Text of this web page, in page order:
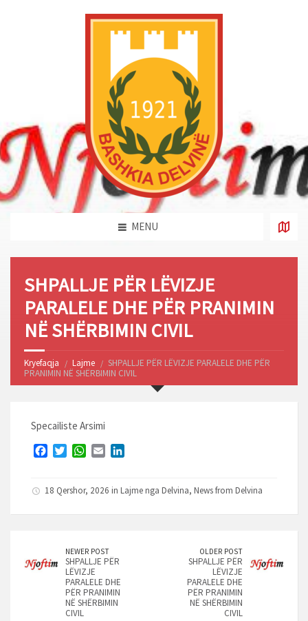
MENU
SHPALLJE PËR LËVIZJE
PARALELE DHE PËR PRANIMIN
NË SHËRBIMIN CIVIL
Kryefaqja Lajme
SHPALLJE PËR LËVIZJE PARALELE DHE PËR
PRANIMIN NË SHËRBIMIN CIVIL
Specailiste Arsimi
e
t
W
t
p
i
k
18 Qershor, 2026 in Lajme nga Delvina, News from Delvina
NEWER POST
SHPALLJE PËR
LËVIZJE
PARALELE DHE
PËR PRANIMIN
NË SHËRBIMIN
CIVIL
OLDER POST
SHPALLJE PËR
LËVIZJE
PARALELE DHE
PËR PRANIMIN
NË SHËRBIMIN
CIVIL